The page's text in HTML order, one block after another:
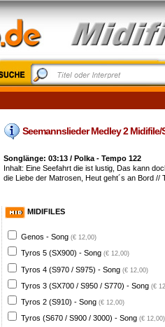
Seemannslieder Medley 2
Songlänge: 03:13 / Polka - Tempo 122
Inhalt: Eine Seefahrt die ist lustig, Das kann
die Liebe der Matrosen, Heut geht´s an Bord //
MIDIFILES
Genos - Song (€ 12,00)
Tyros 5 (SX900) - Song (€ 12,00)
Tyros 4 (S970 / S975) - Song (€ 12,00)
Tyros 3 (SX700 / S950 / S770) - Song (€
Tyros 2 (S910) - Song (€ 12,00)
Tyros (S670 / S900 / 3000) - Song (€ 12,00)